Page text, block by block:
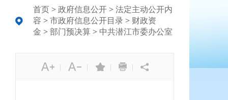
首页 > 政府信息公开 > 法定主动公开内
容 > 市政府信息公开目录 > 财政资
金 > 部门预决算 > 中共潜江市委办公室
| | | |